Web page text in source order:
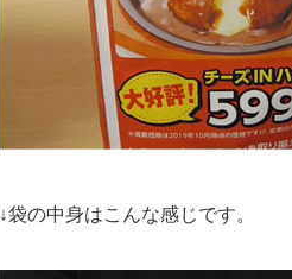
↓袋の中身はこんな感じです。